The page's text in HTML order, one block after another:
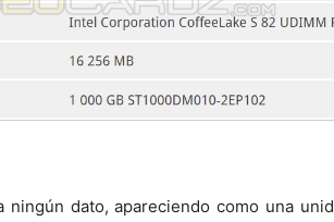
dato, apareciendo como una